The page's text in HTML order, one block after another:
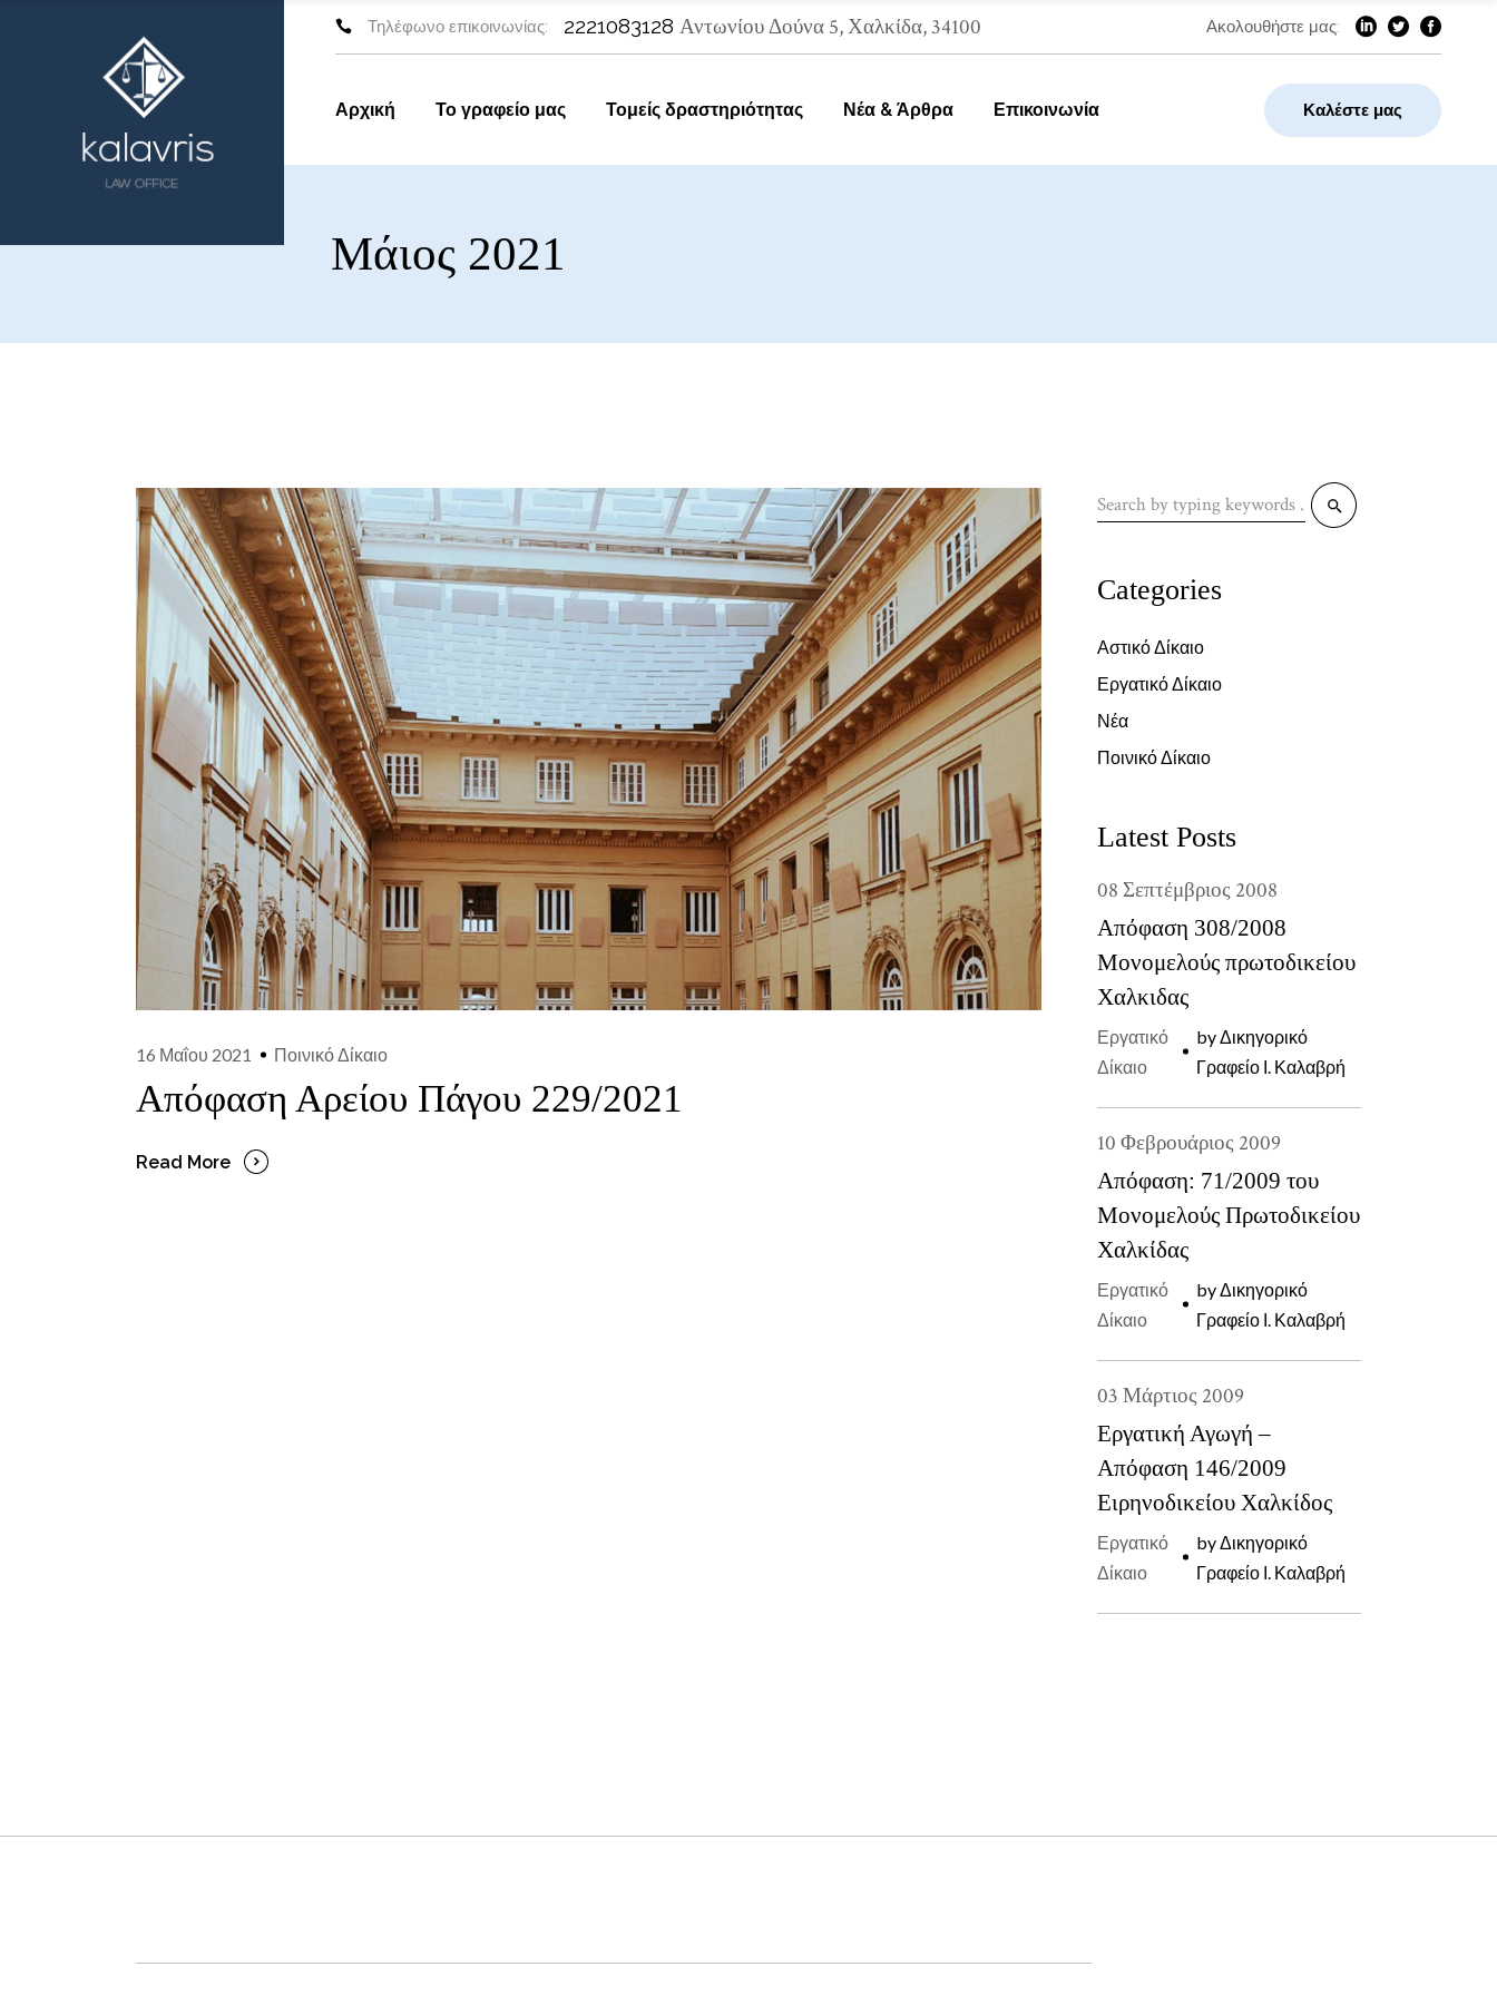
Τηλέφωνο επικοινωνίας: 2221083128 Αντωνίου Δούνα 5, Χαλκίδα, 34100 Ακολουθήστε μας:
Αρχική Το γραφείο μας Τομείς δραστηριότητας Νέα & Άρθρα Επικοινωνία Καλέστε μας
Μάιος 2021
16 Μαΐου 2021 Ποινικό Δίκαιο
Απόφαση Αρείου Πάγου 229/2021
Read More
Search
for:
Categories
Αστικό Δίκαιο
Εργατικό Δίκαιο
Νέα
Ποινικό Δίκαιο
Latest Posts
08 Σεπτέμβριος 2008
Απόφαση 308/2008
Μονομελούς πρωτοδικείου
Χαλκιδας
Εργατικό
Δίκαιο
byΔικηγορικό
Γραφείο Ι. Καλαβρή
10 Φεβρουάριος 2009
Απόφαση: 71/2009 του
Μονομελούς Πρωτοδικείου
Χαλκίδας
Εργατικό
Δίκαιο
byΔικηγορικό
Γραφείο Ι. Καλαβρή
03 Μάρτιος 2009
Εργατική Αγωγή –
Απόφαση 146/2009
Ειρηνοδικείου Χαλκίδος
Εργατικό
Δίκαιο
byΔικηγορικό
Γραφείο Ι. Καλαβρή